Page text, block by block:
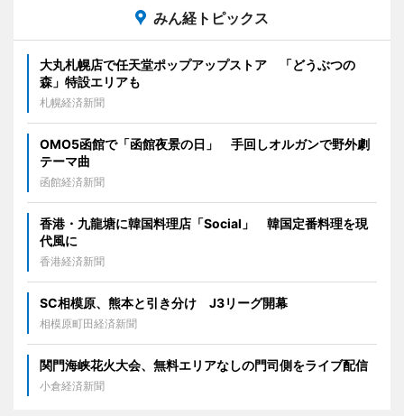
みん経トピックス
大丸札幌店で任天堂ポップアップストア 「どうぶつの
森」特設エリアも
札幌経済新聞
OMO5函館で「函館夜景の日」 手回しオルガンで野外劇
テーマ曲
函館経済新聞
香港・九龍塘に韓国料理店「Social」 韓国定番料理を現
代風に
香港経済新聞
SC相模原、熊本と引き分け J3リーグ開幕
相模原町田経済新聞
関門海峡花火大会、無料エリアなしの門司側をライブ配信
小倉経済新聞